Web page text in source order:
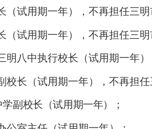
（试用期一年），不再担任三
（试用期一年），不再担任三
明八中执行校长（试用期一年
校长（试用期一年），不再担任
副校长（试用期一年） ；